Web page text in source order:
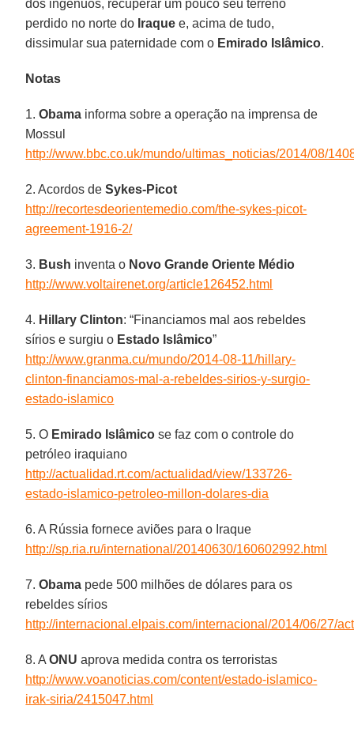
dos ingênuos, recuperar um pouco seu terreno
perdido no norte do Iraque e, acima de tudo,
dissimular sua paternidade com o Emirado Islâmico.
Notas
1.Obama informa sobre a operação na imprensa de
Mossul
http://www.bbc.co.uk/mundo/ultimas_noticias/2014/08/
2. Acordos deSykes-Picot
http://recortesdeorientemedio.com/the-sykes-picot-
agreement-1916-2/
3. Bush inventa o Novo Grande Oriente Médio
http://www.voltairenet.org/article126452.html
4. Hillary Clinton: “Financiamos mal aos rebeldes
sírios e surgiu o Estado Islâmico”
http://www.granma.cu/mundo/2014-08-11/hillary-
clinton-financiamos-mal-a-rebeldes-sirios-y-surgio-
estado-islamico
5. O Emirado Islâmico se faz com o controle do
petróleo iraquiano
http://actualidad.rt.com/actualidad/view/133726-
estado-islamico-petroleo-millon-dolares-dia
6. A Rússia fornece aviões para o Iraque
http://sp.ria.ru/international/20140630/160602992.html
7.Obama pede 500 milhões de dólares para os
rebeldes sírios
http://internacional.elpais.com/internacional/2014/06/27/
8. AONU aprova medida contra os terroristas
http://www.voanoticias.com/content/estado-islamico-
irak-siria/2415047.html